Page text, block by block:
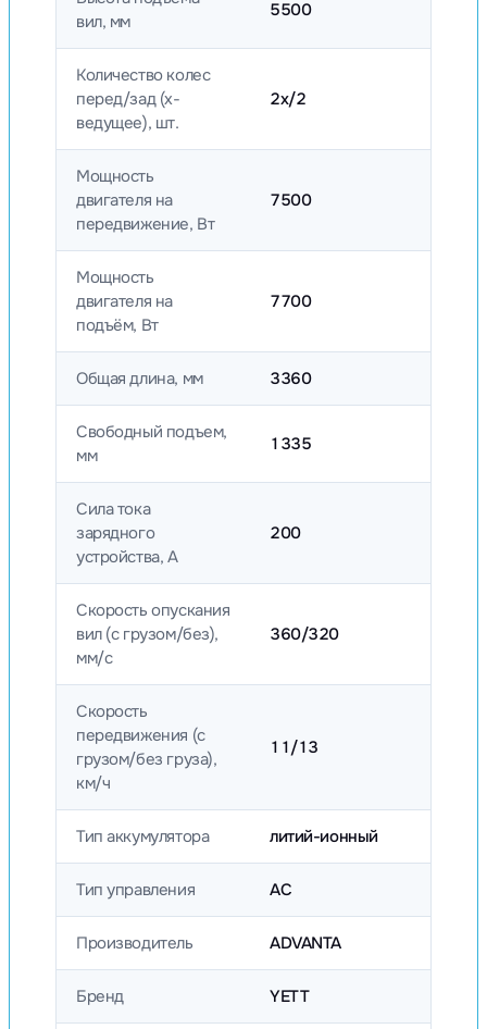
вил, мм
5500
Количество колес
перед/зад (x-
ведущее), шт.
2x/2
Мощность
двигателя на
передвижение, Вт
7500
Мощность
двигателя на
подъём, Вт
7700
Общая длина, мм 3360
Свободный подъем,
мм
1335
Сила тока
зарядного
устройства, А
200
Скорость опускания
вил (с грузом/без),
мм/с
360/320
Скорость
передвижения (с
грузом/без груза),
км/ч
11/13
Тип аккумулятора литий-ионный
Тип управления AC
Производитель ADVANTA
Бренд YETT